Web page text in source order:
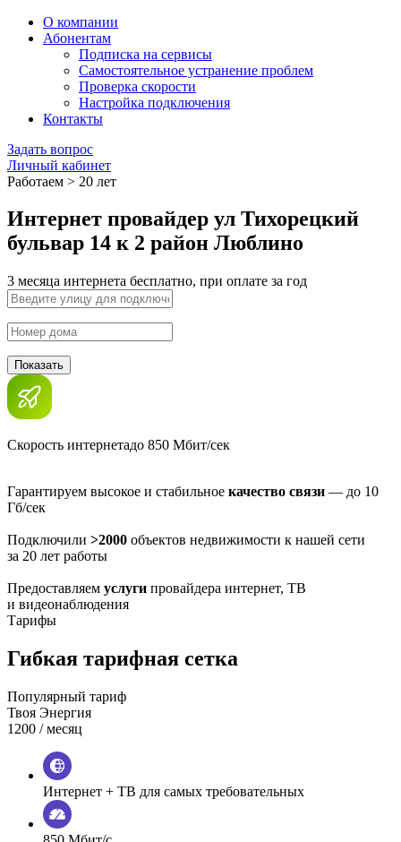
О компании
Абонентам
Подписка на сервисы
Самостоятельное устранение проблем
Проверка скорости
Настройка подключения
Контакты
Задать вопрос
Личный кабинет
Работаем > 20 лет
Интернет провайдер ул Тихорецкий
бульвар 14 к 2 район Люблино
3 месяца интернета бесплатно, при оплате за год
Показать
Скорость интернетадо 850 Мбит/сек
Гарантируем высокое и стабильное качество связи — до 10
Гб/сек
Подключили >2000 объектов недвижимости к нашей сети
за 20 лет работы
Предоставляем услуги провайдера интернет, ТВ
и видеонаблюдения
Тарифы
Гибкая тарифная сетка
Популярный тариф
Твоя Энергия
1200 / месяц
Интернет + ТВ для самых требовательных